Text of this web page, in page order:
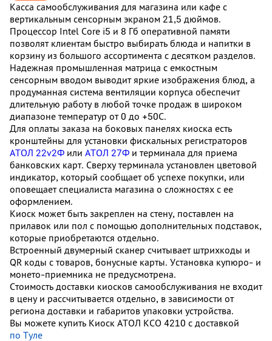
Касса самообслуживания для магазина или кафе с
вертикальным сенсорным экраном 21,5 дюймов.
Процессор Intel Core i5 и 8 Гб оперативной памяти
позволят клиентам быстро выбирать блюда и напитки в
корзину из большого ассортимента с десятком разделов.
Надежная промышленная матрица с емкостным
сенсорным вводом выводит яркие изображения блюд, а
продуманная система вентиляции корпуса обеспечит
длительную работу в любой точке продаж в широком
диапазоне температур от 0 до +50С.
Для оплаты заказа на боковых панелях киоска есть
кронштейны для установки фискальных регистраторов
АТОЛ 22v2Ф или АТОЛ 27Ф и терминала для приема
банковских карт. Сверху терминала установлен цветовой
индикатор, который сообщает об успехе покупки, или
оповещает специалиста магазина о сложностях с ее
оформлением.
Киоск может быть закреплен на стену, поставлен на
прилавок или пол с помощью дополнительных подставок,
которые приобретаются отдельно.
Встроенный двумерный сканер считывает штрихкоды и
QR коды с товаров, бонусные карты. Установка купюро- и
монето-приемника не предусмотрена.
Стоимость доставки киосков самообслуживания не входит
в цену и рассчитывается отдельно, в зависимости от
региона доставки и габаритов упаковки устройства.
Вы можете купить Киоск АТОЛ КСО 4210 с доставкой
по Туле